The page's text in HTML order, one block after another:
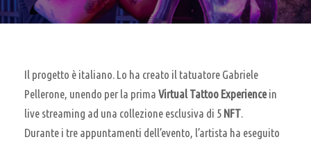
Il progetto è italiano. Lo ha creato il tatuatore Gabriele
Pellerone, unendo per la prima Virtual Tattoo Experiencein
live streaming ad una collezione esclusiva di 5 NFT.
Durante i tre appuntamenti dell’evento, l’artista ha eseguito